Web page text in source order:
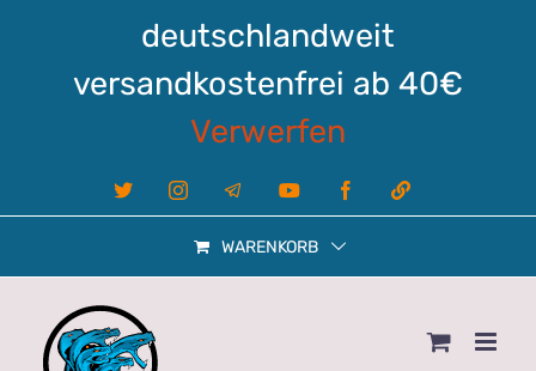
deutschlandweit
versandkostenfrei ab 40€
Verwerfen
X InstagramTelegram YouTube FacebookLinktree
WARENKORB